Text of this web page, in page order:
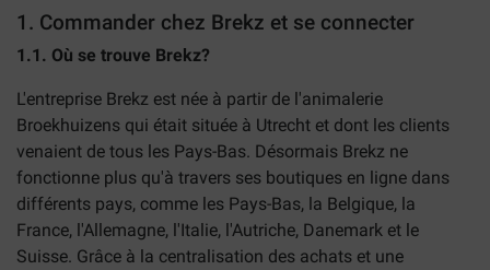
1. Commander chez Brekz et se connecter
1.1. Où se trouve Brekz?
L'entreprise Brekz est née à partir de l'animalerie
Broekhuizens qui était située à Utrecht et dont les clients
venaient de tous les Pays-Bas. Désormais Brekz ne
fonctionne plus qu'à travers ses boutiques en ligne dans
différents pays, comme les Pays-Bas, la Belgique, la
France, l'Allemagne, l'Italie, l'Autriche, Danemark et le
Suisse. Grâce à la centralisation des achats et une